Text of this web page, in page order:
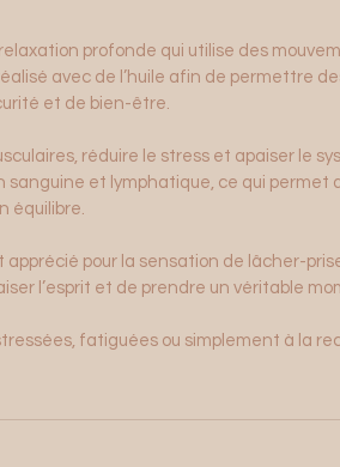
profonde qui utilise des
avec de l’huile afin de permettre
et de bien-être.
réduire le stress et apaiser le
et lymphatique, ce qui permet
équilibre.
pour la sensation de lâcher-prise
l’esprit et de prendre un véritable
fatiguées ou simplement à la